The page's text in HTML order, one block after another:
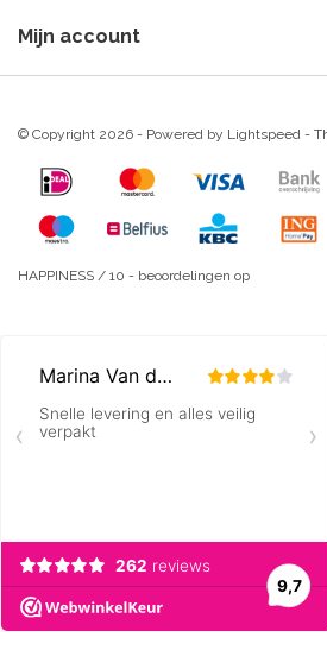
Mijn account
© Copyright 2026 - Powered by Lightspeed -
HAPPINESS / 10 - beoordelingen op